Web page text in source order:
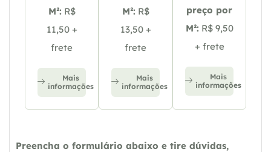
M²: R$
11,50 +
frete
Mais
informações
M²: R$
13,50 +
frete
Mais
informações
preço por
M²: R$ 9,50
+ frete
Mais
informações
Preencha o formulário abaixo e tire dúvidas,